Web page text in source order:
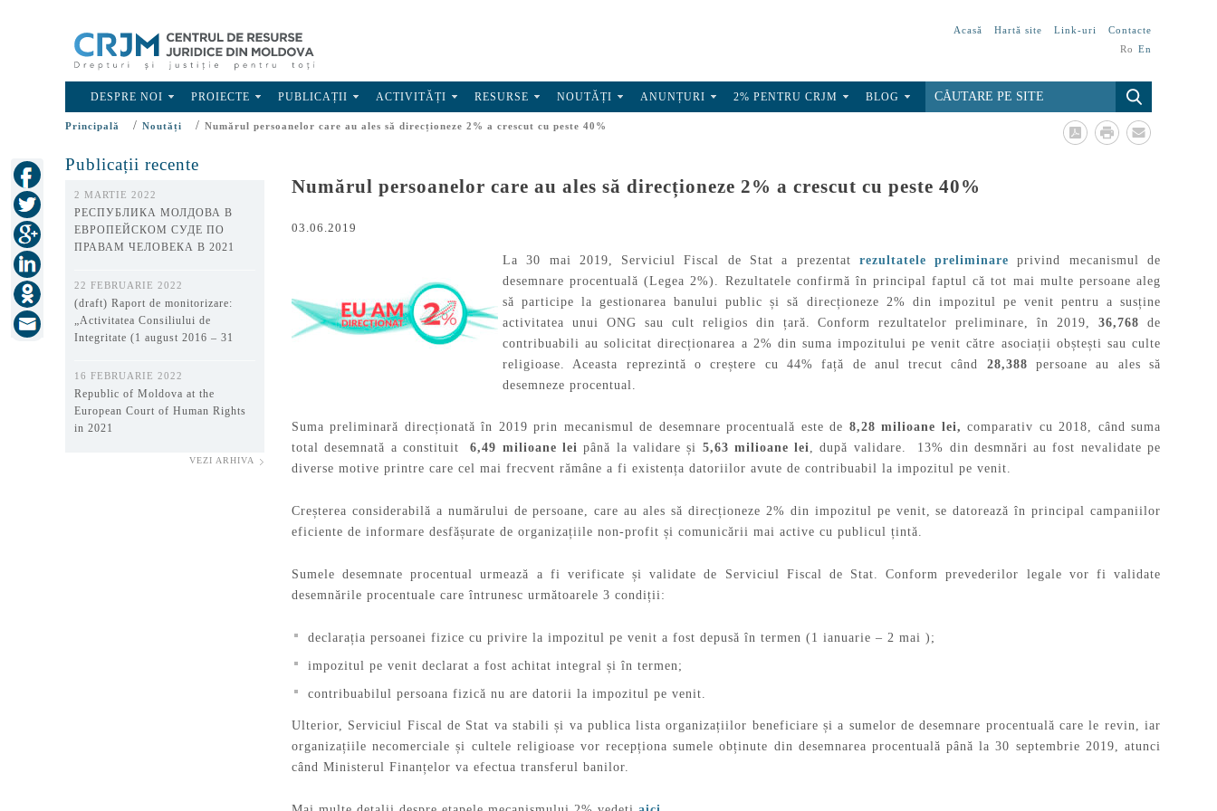
Acasă Hartă site Link-uri
Contacte
Ro En
DESPRE NOI PROIECTE PUBLICAȚII ACTIVITĂȚI RESURSE NOUTĂȚI ANUNȚURI 2% PENTRU CRJM BLOG
Principală / Noutăți / Numărul persoanelor care au ales să direcționeze 2% a crescut cu peste 40%
Publicații recente
2 MARTIE 2022
РЕСПУБЛИКА МОЛДОВА В
ЕВРОПЕЙСКОМ СУДЕ ПО
ПРАВАМ ЧЕЛОВЕКА В 2021
22 FEBRUARIE 2022
(draft) Raport de monitorizare:
„Activitatea Consiliului de
Integritate (1 august 2016 – 31
16 FEBRUARIE 2022
Republic of Moldova at the
European Court of Human Rights
in 2021
VEZI ARHIVA
Numărul persoanelor care au ales să direcționeze 2% a crescut cu peste 40%
03.06.2019
La 30 mai 2019, Serviciul Fiscal de Stat a prezentat rezultatele preliminare privind mecanismul de
desemnare procentuală (Legea 2%). Rezultatele confirmă în principal faptul că tot mai multe persoane aleg
să participe la gestionarea banului public și să direcționeze 2% din impozitul pe venit pentru a susține
activitatea unui ONG sau cult religios din țară. Conform rezultatelor preliminare, în 2019,36,768 de
contribuabili au solicitat direcționarea a 2% din suma impozitului pe venit către asociații obștești sau culte
religioase. Aceasta reprezintă o creștere cu 44% față de anul trecut când 28,388 persoane au ales să
desemneze procentual.
Suma preliminară direcționată în 2019 prin mecanismul de desemnare procentuală este de 8,28 milioane lei,comparativ cu 2018, când suma
total desemnată a constituit6,49 milioane lei până la validare și 5,63 milioane lei, după validare. 13% din desmnări au fost nevalidate pe
diverse motive printre care cel mai frecvent rămâne a fi existența datoriilor avute de contribuabil la impozitul pe venit.
Creșterea considerabilă a numărului de persoane, care au ales să direcționeze 2% din impozitul pe venit, se datorează în principal campaniilor
eficiente de informare desfășurate de organizațiile non-profit și comunicării mai active cu publicul țintă.
Sumele desemnate procentual urmează a fi verificate și validate de Serviciul Fiscal de Stat. Conform prevederilor legale vor fi validate
desemnările procentuale care întrunesc următoarele 3 condiții:
declarația persoanei fizice cu privire la impozitul pe venit a fost depusă în termen (1 ianuarie – 2 mai );
impozitul pe venit declarat a fost achitat integral și în termen;
contribuabilul persoana fizică nu are datorii la impozitul pe venit.
Ulterior, Serviciul Fiscal de Stat va stabili și va publica lista organizațiilor beneficiare și a sumelor de desemnare procentuală care le revin, iar
organizațiile necomerciale și cultele religioase vor recepționa sumele obținute din desemnarea procentuală până la 30 septembrie 2019, atunci
când Ministerul Finanțelor va efectua transferul banilor.